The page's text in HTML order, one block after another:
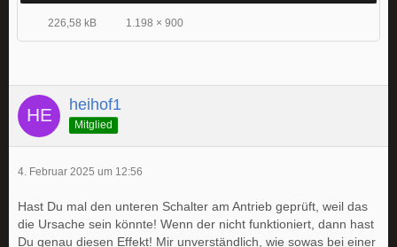
226,58 kB 1.198 × 900
heihof1
Mitglied
4. Februar 2025 um 12:56
Hast Du mal den unteren Schalter am Antrieb geprüft, weil das
die Ursache sein könnte! Wenn der nicht funktioniert, dann hast
Du genau diesen Effekt! Mir unverständlich, wie sowas bei einer